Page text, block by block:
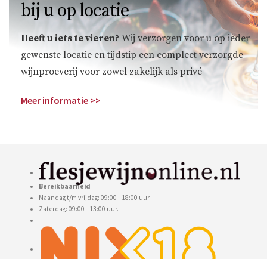
bij u op locatie
Heeft u iets te vieren? Wij verzorgen voor u op ieder
gewenste locatie en tijdstip een compleet verzorgde
wijnproeverij voor zowel zakelijk als privé
Meer informatie >>
Bereikbaarheid
Maandag t/m vrijdag: 09:00 - 18:00 uur.
Zaterdag: 09:00 - 13:00 uur.